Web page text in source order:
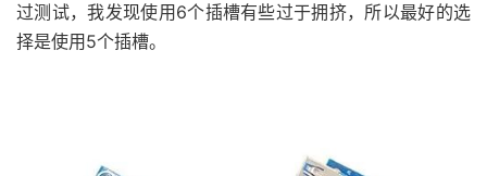
过测试，我发现使用6个插槽有些过于拥挤，所以最好的选
择是使用5个插槽。